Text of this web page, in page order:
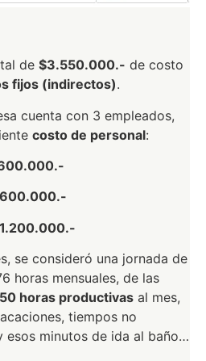
de $3.550.000.- de costo
fijos (indirectos).
cuenta con 3 empleados,
costo de personal:
se consideró una jornada de
horas mensuales, de las
horas productivas al mes,
tiempos no
esos minutos de ida al baño…